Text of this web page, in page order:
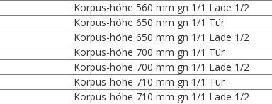
Korpus-höhe 560 mm gn 1/1 Lade 1/2
Korpus-höhe 650 mm gn 1/1 Tür
Korpus-höhe 650 mm gn 1/1 Lade 1/2
Korpus-höhe 700 mm gn 1/1 Tür
Korpus-höhe 700 mm gn 1/1 Lade 1/2
Korpus-höhe 710 mm gn 1/1 Tür
Korpus-höhe 710 mm gn 1/1 Lade 1/2